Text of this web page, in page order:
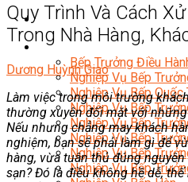
Đầu Bếp
Bếp Trưởng Điều
Nghiệp Vụ Bếp
Nghiệp Vụ Bếp Quốc
Nghiệp Vụ Bếp
Nghiệp Vụ Bếp
Nghiệp Vụ Bếp
Nghiệp Vụ Bếp
Nghiệp Vụ Bếp
Quy Trình Và Cách
Trong Nhà Hàng,
Dương Huỳnh Giao
Làm việc trong môi trường
thường xuyên đối mặt với
Nếu nhưng chẳng may khách
nghiệm, bạn sẽ phải làm gì để
hàng, vừa tuân thủ đúng
sạn? Đó là điều không hề dễ,